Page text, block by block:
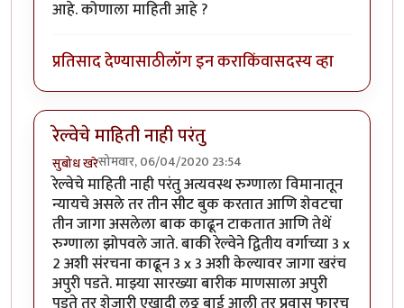
आहे. कोणाला माहिती आहे ?
प्रतिसाद देण्यासाठीलॉग इन कराकिंवासदस्य व्हा
रेल्वेचे माहिती नाही परंतु
सुबोध खरेसोमवार, 06/04/2020 23:54
रेल्वेचे माहिती नाही परंतु अत्यवस्थ रुग्णाला विमानातून
न्यायचे असले तर तीन सीट बुक करतात आणि शेवटचा
तीन जागा असलेला बाक काढून टाकतात आणि तेथें
रुग्णाला झोपवले जाते. बाकी रेल्वेने द्वितीय वर्गाच्या 3 x
2 अशी संरचना काढून 3 x 3 अशी केल्यावर जागा खरंच
अपुरी पडते. माझ्या सारख्या बारीक माणसाला अपुरी